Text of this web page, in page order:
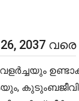
2037 വരെ